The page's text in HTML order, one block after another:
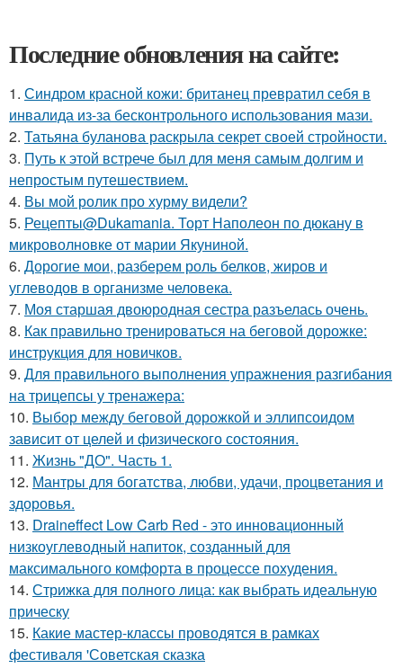
Последние обновления на сайте:
1. Синдром красной кожи: британец превратил себя в
инвалида из-за бесконтрольного использования мази.
2. Татьяна буланова раскрыла секрет своей стройности.
3. Путь к этой встрече был для меня самым долгим и
непростым путешествием.
4. Вы мой ролик про хурму видели?
5. Рецепты@Dukamania. Торт Наполеон по дюкану в
микроволновке от марии Якуниной.
6. Дорогие мои, разберем роль белков, жиров и
углеводов в организме человека.
7. Моя старшая двоюродная сестра разъелась очень.
8. Как правильно тренироваться на беговой дорожке:
инструкция для новичков.
9. Для правильного выполнения упражнения разгибания
на трицепсы у тренажера:
10. Выбор между беговой дорожкой и эллипсоидом
зависит от целей и физического состояния.
11. Жизнь "ДО". Часть 1.
12. Мантры для богатства, любви, удачи, процветания и
здоровья.
13. Draineffect Low Carb Red - это инновационный
низкоуглеводный напиток, созданный для
максимального комфорта в процессе похудения.
14. Стрижка для полного лица: как выбрать идеальную
прическу
15. Какие мастер-классы проводятся в рамках
фестиваля 'Советская сказка